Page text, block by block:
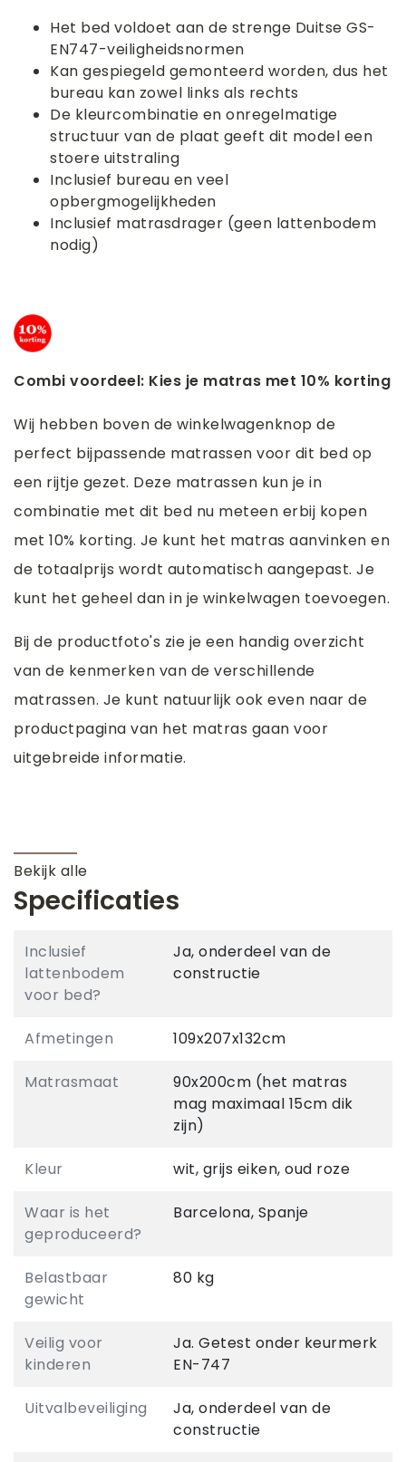
Het bed voldoet aan de strenge Duitse GS-
EN747-veiligheidsnormen
Kan gespiegeld gemonteerd worden, dus het
bureau kan zowel links als rechts
De kleurcombinatie en onregelmatige
structuur van de plaat geeft dit model een
stoere uitstraling
Inclusief bureau en veel
opbergmogelijkheden
Inclusief matrasdrager (geen lattenbodem
nodig)
Combi voordeel: Kies je matras met 10% korting
Wij hebben boven de winkelwagenknop de
perfect bijpassende matrassen voor dit bed op
een rijtje gezet. Deze matrassen kun je in
combinatie met dit bed nu meteen erbij kopen
met 10% korting. Je kunt het matras aanvinken en
de totaalprijs wordt automatisch aangepast. Je
kunt het geheel dan in je winkelwagen toevoegen.
Bij de productfoto's zie je een handig overzicht
van de kenmerken van de verschillende
matrassen. Je kunt natuurlijk ook even naar de
productpagina van het matras gaan voor
uitgebreide informatie.
Bekijk alle
Specificaties
Inclusief
lattenbodem
voor bed?
Ja, onderdeel van de
constructie
Afmetingen 109x207x132cm
Matrasmaat
90x200cm (het matras
mag maximaal 15cm dik
zijn)
Kleur wit, grijs eiken, oud roze
Waar is het
geproduceerd?
Barcelona, Spanje
Belastbaar
gewicht
80 kg
Veilig voor
kinderen
Ja. Getest onder keurmerk
EN-747
Uitvalbeveiliging
Ja, onderdeel van de
constructie